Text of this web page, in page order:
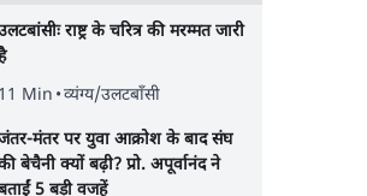
राष्ट्र के चरित्र की मरम्मत जारी
Min •व्यंग्य/उलटबाँसी
मंतर पर युवा आक्रोश के बाद संघ
बेचैनी क्यों बढ़ी? प्रो. अपूर्वानंद ने
5 बड़ी वजहें